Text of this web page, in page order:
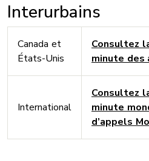
Interurbains
Canada et
États-Unis
Consultez
minute des
International
Consultez
minute
d’appels